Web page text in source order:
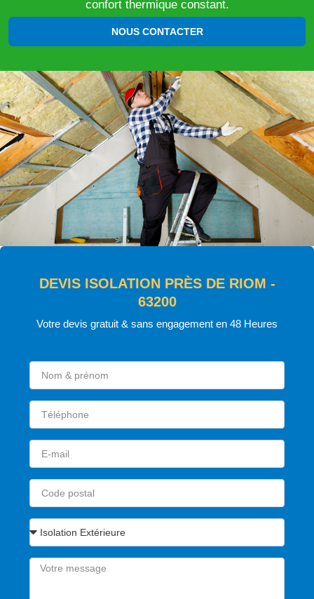
confort thermique constant.
NOUS CONTACTER
DEVIS ISOLATION PRÈS DE RIOM -
63200
Votre devis gratuit & sans engagement en 48 Heures